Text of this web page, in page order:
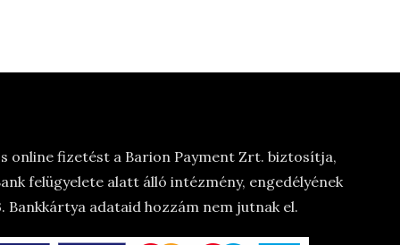
online fizetést a Barion Payment Zrt. biztosítja,
felügyelete alatt álló intézmény, engedélyének
adataid hozzám nem jutnak el.